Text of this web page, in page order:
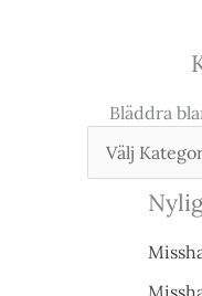
Bläddra